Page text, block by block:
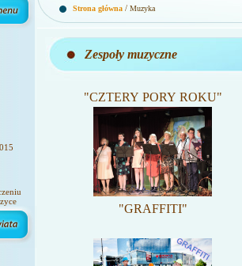
Strona główna / Muzyka
Zespoły muzyczne
"CZTERY PORY ROKU"
"GRAFFITI"